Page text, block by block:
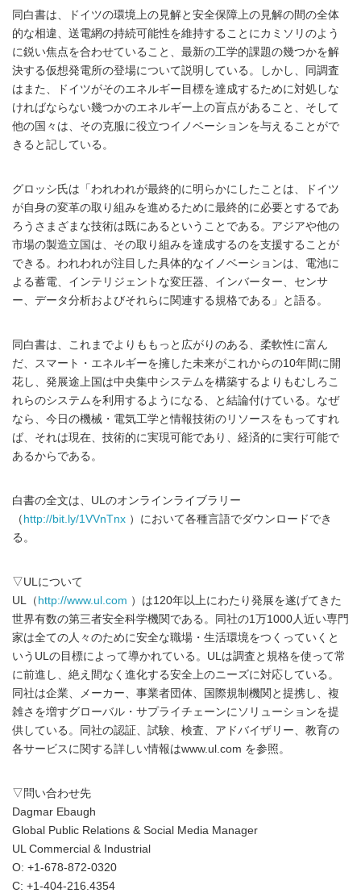
同白書は、ドイツの環境上の見解と安全保障上の見解の間の全体
的な相違、送電網の持続可能性を維持することにカミソリのよう
に鋭い焦点を合わせていること、最新の工学的課題の幾つかを解
決する仮想発電所の登場について説明している。しかし、同調査
はまた、ドイツがそのエネルギー目標を達成するために対処しな
ければならない幾つかのエネルギー上の盲点があること、そして
他の国々は、その克服に役立つイノベーションを与えることがで
きると記している。
グロッシ氏は「われわれが最終的に明らかにしたことは、ドイツ
が自身の変革の取り組みを進めるために最終的に必要とするであ
ろうさまざまな技術は既にあるということである。アジアや他の
市場の製造立国は、その取り組みを達成するのを支援することが
できる。われわれが注目した具体的なイノベーションは、電池に
よる蓄電、インテリジェントな変圧器、インバーター、センサ
ー、データ分析およびそれらに関連する規格である」と語る。
同白書は、これまでよりももっと広がりのある、柔軟性に富ん
だ、スマート・エネルギーを擁した未来がこれからの10年間に開
花し、発展途上国は中央集中システムを構築するよりもむしろこ
れらのシステムを利用するようになる、と結論付けている。なぜ
なら、今日の機械・電気工学と情報技術のリソースをもってすれ
ば、それは現在、技術的に実現可能であり、経済的に実行可能で
あるからである。
白書の全文は、ULのオンラインライブラリー
（ http://bit.ly/1VVnTnx ）において各種言語でダウンロードでき
る。
▽ULについて
UL（ http://www.ul.com ）は120年以上にわたり発展を遂げてきた
世界有数の第三者安全科学機関である。同社の1万1000人近い専門
家は全ての人々のために安全な職場・生活環境をつくっていくと
いうULの目標によって導かれている。ULは調査と規格を使って常
に前進し、絶え間なく進化する安全上のニーズに対応している。
同社は企業、メーカー、事業者団体、国際規制機関と提携し、複
雑さを増すグローバル・サプライチェーンにソリューションを提
供している。同社の認証、試験、検査、アドバイザリー、教育の
各サービスに関する詳しい情報はwww.ul.com を参照。
▽問い合わせ先
Dagmar Ebaugh
Global Public Relations & Social Media Manager
UL Commercial & Industrial
O: +1-678-872-0320
C: +1-404-216.4354